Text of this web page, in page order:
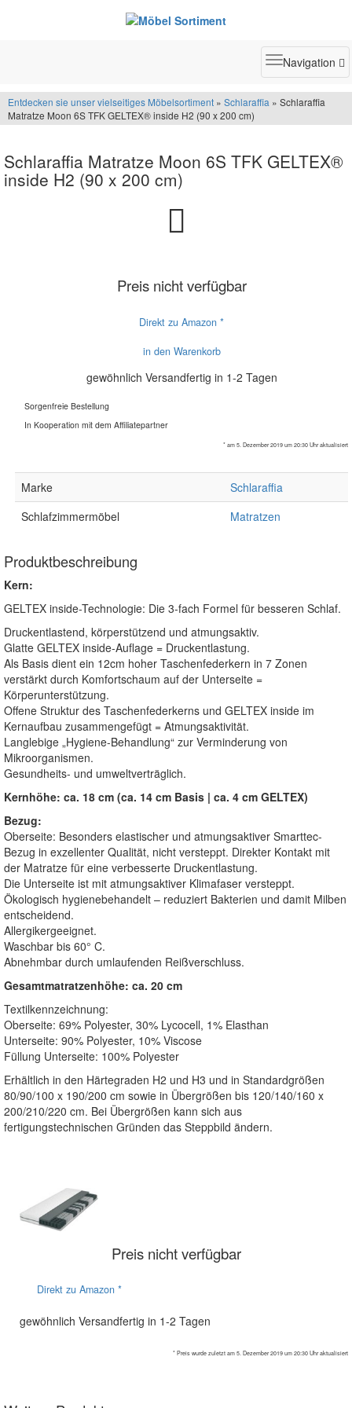
Toggle
Navigation
Entdecken sie unser vielseitiges Möbelsortiment » Schlaraffia » Schlaraffia
Matratze Moon 6S TFK GELTEX® inside H2 (90 x 200 cm)
Schlaraffia Matratze Moon 6S TFK GELTEX®
inside H2 (90 x 200 cm)
Preis nicht verfügbar
Direkt zu Amazon *
in den Warenkorb
gewöhnlich Versandfertig in 1-2 Tagen
Sorgenfreie Bestellung
In Kooperation mit dem Affiliatepartner
* am 5. Dezember 2019 um 20:30 Uhr aktualisiert
Marke
Schlaraffia
Schlafzimmermöbel
Matratzen
Produktbeschreibung
Kern:
GELTEX inside-Technologie: Die 3-fach Formel für besseren Schlaf.
Druckentlastend, körperstützend und atmungsaktiv.
Glatte GELTEX inside-Auflage = Druckentlastung.
Als Basis dient ein 12cm hoher Taschenfederkern in 7 Zonen
verstärkt durch Komfortschaum auf der Unterseite =
Körperunterstützung.
Offene Struktur des Taschenfederkerns und GELTEX inside im
Kernaufbau zusammengefügt = Atmungsaktivität.
Langlebige „Hygiene-Behandlung“ zur Verminderung von
Mikroorganismen.
Gesundheits- und umweltverträglich.
Kernhöhe: ca. 18 cm (ca. 14 cm Basis | ca. 4 cm GELTEX)
Bezug:
Oberseite: Besonders elastischer und atmungsaktiver Smarttec-
Bezug in exzellenter Qualität, nicht versteppt. Direkter Kontakt mit
der Matratze für eine verbesserte Druckentlastung.
Die Unterseite ist mit atmungsaktiver Klimafaser versteppt.
Ökologisch hygienebehandelt – reduziert Bakterien und damit Milben
entscheidend.
Allergikergeeignet.
Waschbar bis 60° C.
Abnehmbar durch umlaufenden Reißverschluss.
Gesamtmatratzenhöhe: ca. 20 cm
Textilkennzeichnung:
Oberseite: 69% Polyester, 30% Lycocell, 1% Elasthan
Unterseite: 90% Polyester, 10% Viscose
Füllung Unterseite: 100% Polyester
Erhältlich in den Härtegraden H2 und H3 und in Standardgrößen
80/90/100 x 190/200 cm sowie in Übergrößen bis 120/140/160 x
200/210/220 cm. Bei Übergrößen kann sich aus
fertigungstechnischen Gründen das Steppbild ändern.
Preis nicht verfügbar
Direkt zu Amazon *
gewöhnlich Versandfertig in 1-2 Tagen
* Preis wurde zuletzt am 5. Dezember 2019 um 20:30 Uhr aktualisiert